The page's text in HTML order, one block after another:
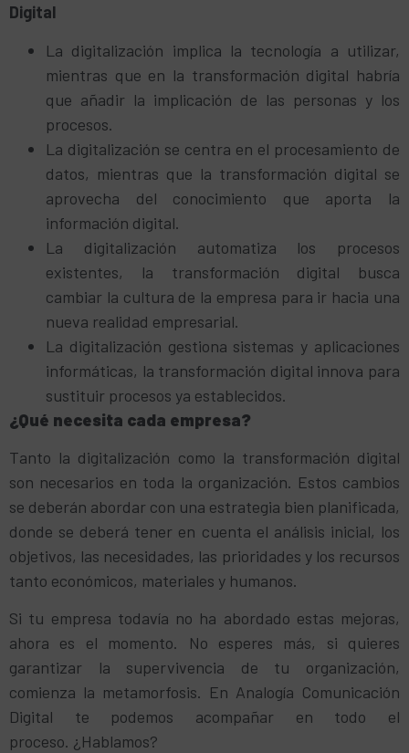
Digital
La digitalización implica la tecnología a utilizar,
mientras que en la transformación digital habría
que añadir la implicación de las personas y los
procesos.
La digitalización se centra en el procesamiento de
datos, mientras que la transformación digital se
aprovecha del conocimiento que aporta la
información digital.
La digitalización automatiza los procesos
existentes, la transformación digital busca
cambiar la cultura de la empresa para ir hacia una
nueva realidad empresarial.
La digitalización gestiona sistemas y aplicaciones
informáticas, la transformación digital innova para
sustituir procesos ya establecidos.
¿Qué necesita cada empresa?
Tanto la digitalización como la transformación digital
son necesarios en toda la organización. Estos cambios
se deberán abordar con una estrategia bien planificada,
donde se deberá tener en cuenta el análisis inicial, los
objetivos, las necesidades, las prioridades y los recursos
tanto económicos, materiales y humanos.
Si tu empresa todavía no ha abordado estas mejoras,
ahora es el momento. No esperes más, si quieres
garantizar la supervivencia de tu organización,
comienza la metamorfosis. En Analogía Comunicación
Digital te podemos acompañar en todo el
proceso. ¿Hablamos?